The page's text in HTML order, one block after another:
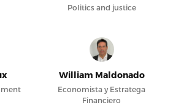
Politics and justice
William Maldonado
Economista y Estratega
Financiero